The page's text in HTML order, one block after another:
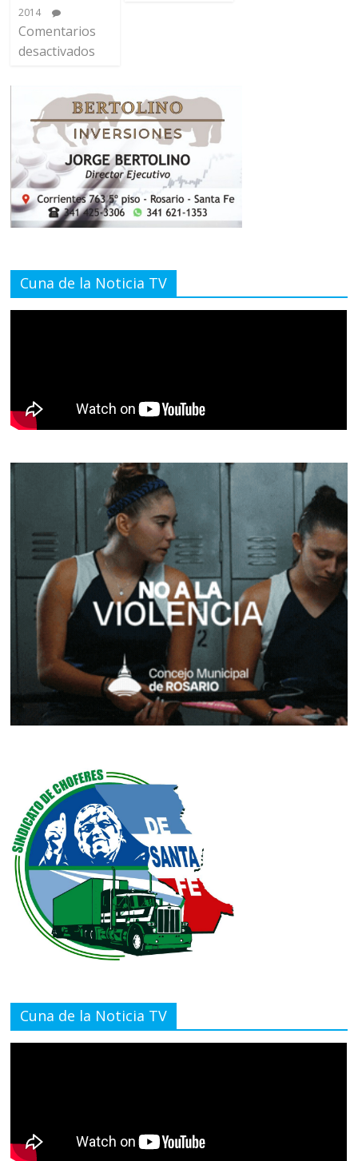
2014
Comentarios
desactivados
Cuna de la Noticia TV
Cuna de la Noticia TV